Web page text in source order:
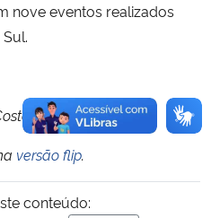
nove eventos realizados
versão flip.
conteúdo: